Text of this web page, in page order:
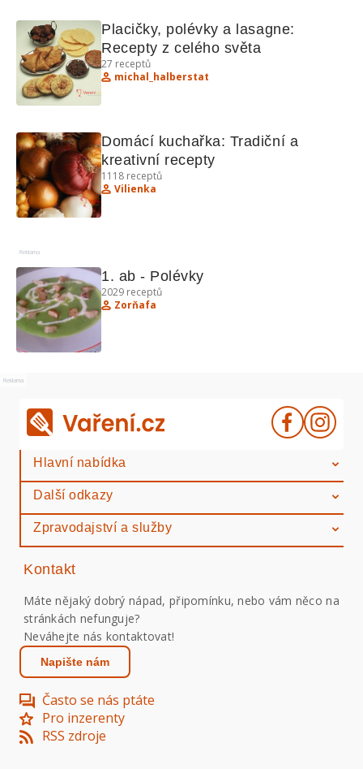
Placičky, polévky a lasagne:
Recepty z celého světa
27 receptů
michal_halberstat
Domácí kuchařka: Tradiční a
kreativní recepty
1118 receptů
Vilienka
Reklama
1. ab - Polévky
2029 receptů
Zorňafa
Reklama
Hlavní nabídka
Další odkazy
Zpravodajství a služby
Kontakt
Máte nějaký dobrý nápad, připomínku, nebo vám něco na
stránkách nefunguje?
Neváhejte nás kontaktovat!
Napište nám
Často se nás ptáte
Pro inzerenty
RSS zdroje